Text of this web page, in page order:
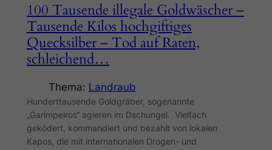
100 Tausende illegale Goldwäscher –
Tausende Kilos hochgiftiges
Quecksilber – Tod auf Raten,
schleichend…
Thema: Landraub
Hunderttausende Goldgräber, sogenannte
„Garimpeiros“ agieren im Dschungel. Vielfach
geködert, kommandiert und bezahlt von lokalen
Kapos, die mit internationalen Drogen- und